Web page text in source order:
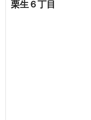
栗生６丁目